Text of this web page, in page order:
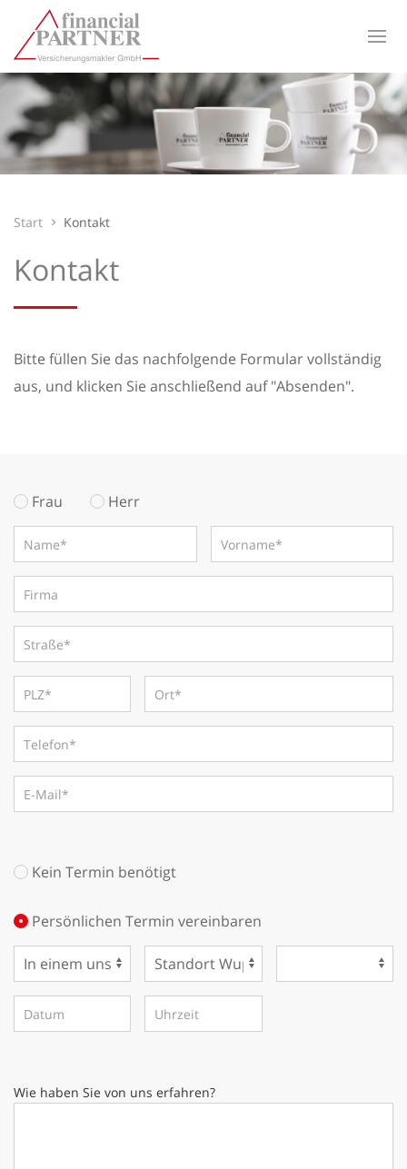
Start Kontakt
Kontakt
Bitte füllen Sie das nachfolgende Formular vollständig
aus, und klicken Sie anschließend auf "Absenden".
Frau Herr
Kein Termin benötigt
Persönlichen Termin vereinbaren
Wie haben Sie von uns erfahren?